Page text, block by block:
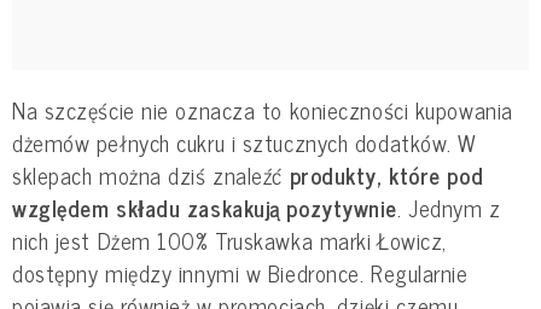
Na szczęście nie oznacza to konieczności kupowania
dżemów pełnych cukru i sztucznych dodatków. W
sklepach można dziś znaleźć produkty, które pod
względem składu zaskakują pozytywnie. Jednym z
nich jest Dżem 100% Truskawka marki Łowicz,
dostępny między innymi w Biedronce. Regularnie